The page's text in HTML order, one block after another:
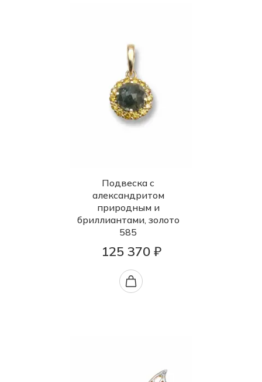
Подвеска с
александритом
природным и
бриллиантами, золото
585
125 370 ₽